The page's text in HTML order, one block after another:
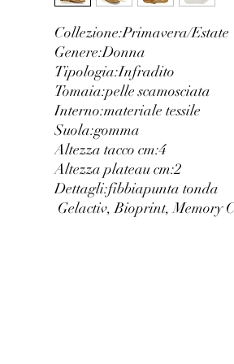
Collezione:Primavera/Estate
Genere:Donna
Tipologia:Infradito
Tomaia:pelle scamosciata
Interno:materiale tessile
Suola:gomma
Altezza tacco cm:4
Altezza plateau cm:2
Dettagli:fibbiapunta tonda
Gelactiv, Bioprint, Memory